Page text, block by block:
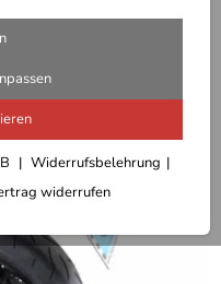
Widerrufsbelehrung
widerrufen